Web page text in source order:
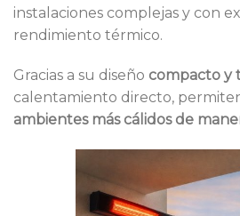
instalaciones complejas y con
rendimiento térmico.
Gracias a su diseño compacto y
calentamiento directo,
ambientes más cálidos de